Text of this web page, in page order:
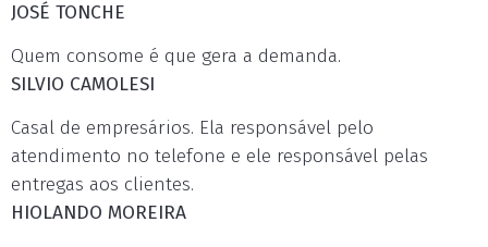
JOSÉ TONCHE
Quem consome é que gera a demanda.
SILVIO CAMOLESI
Casal de empresários. Ela responsável pelo
atendimento no telefone e ele responsável pelas
entregas aos clientes.
HIOLANDO MOREIRA